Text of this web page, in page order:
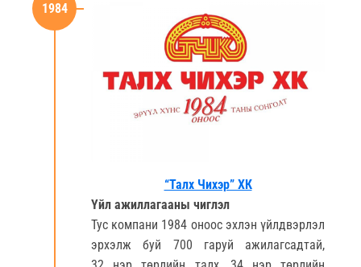
1984
“Талх Чихэр” ХК
Үйл ажиллагааны чиглэл
Тус компани 1984 оноос эхлэн үйлдвэрлэл
эрхэлж буй 700 гаруй ажилагсадтай,